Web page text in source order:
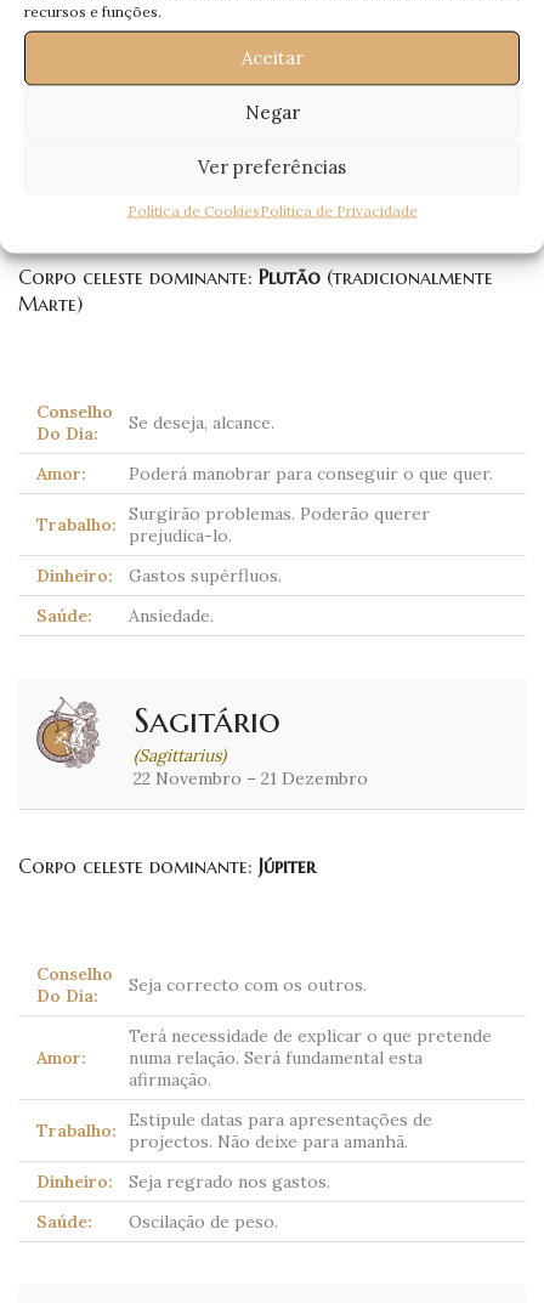
recursos e funções.
Aceitar
Negar
Ver preferências
Política de CookiesPolítica de Privacidade
Saúde:
Insónias.
Escorpião
(Scorpio)
Corpo celeste dominante: Plutão (tradicionalmente
Marte)
Conselho
Do Dia:
Se deseja, alcance.
Amor: Poderá manobrar para conseguir o que quer.
Trabalho:
Surgirão problemas. Poderão querer
prejudica-lo.
Dinheiro:
Gastos supérfluos.
Saúde:
Ansiedade.
Sagitário
(Sagittarius)
22 Novembro – 21 Dezembro
Corpo celeste dominante: Júpiter
Conselho
Do Dia:
Seja correcto com os outros.
Amor:
Terá necessidade de explicar o que pretende
numa relação. Será fundamental esta
afirmação.
Trabalho:
Estipule datas para apresentações de
projectos. Não deixe para amanhã.
Dinheiro:
Seja regrado nos gastos.
Saúde:
Oscilação de peso.